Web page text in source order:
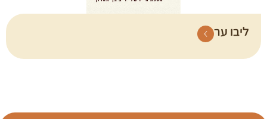
ליבו ער